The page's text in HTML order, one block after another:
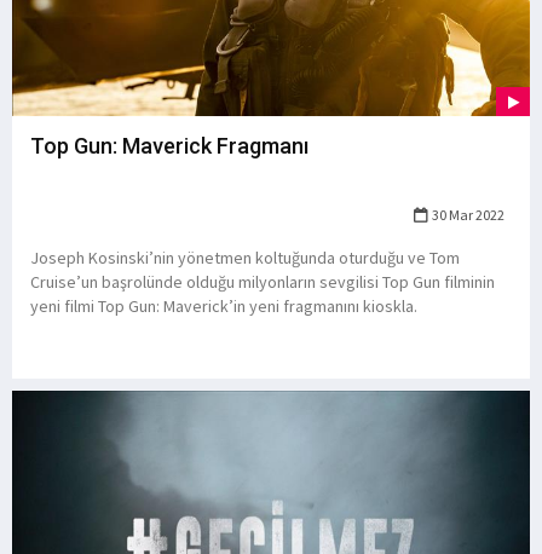
Top Gun: Maverick Fragmanı
30 Mar 2022
Joseph Kosinski’nin yönetmen koltuğunda oturduğu ve Tom
Cruise’un başrolünde olduğu milyonların sevgilisi Top Gun filminin
yeni filmi Top Gun: Maverick’in yeni fragmanını kioskla.